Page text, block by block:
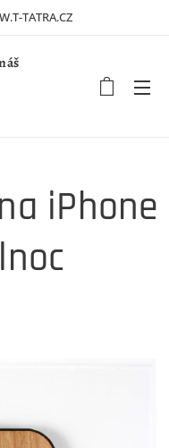
TATRA.CZ 🚀
iPhone